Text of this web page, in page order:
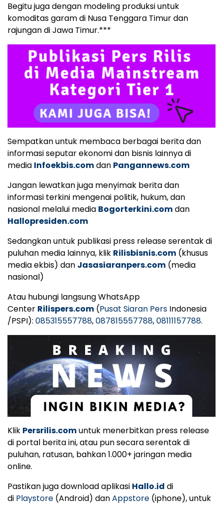
Begitu juga dengan modeling produksi untuk
komoditas garam di Nusa Tenggara Timur dan
rajungan di Jawa Timur.***
Sempatkan untuk membaca berbagai berita dan
informasi seputar ekonomi dan bisnis lainnya di
media Infoekbis.comdan Pangannews.com
Jangan lewatkan juga menyimak berita dan
informasi terkini mengenai politik, hukum, dan
nasional melalui media Bogorterkini.comdan
Hallopresiden.com
Sedangkan untuk publikasi press release serentak di
puluhan media lainnya, klik Rilisbisnis.com (khusus
media ekbis) dan Jasasiaranpers.com (media
nasional)
Atau hubungi langsung WhatsApp
Center Rilispers.com (Pusat Siaran Pers Indonesia
/PSPI): 085315557788,087815557788,08111157788.
Klik Persrilis.comuntuk menerbitkan press release
di portal berita ini, atau pun secara serentak di
puluhan, ratusan, bahkan 1.000+ jaringan media
online.
Pastikan juga download aplikasi Hallo.id di
di Playstore (Android) danAppstore (iphone), untuk